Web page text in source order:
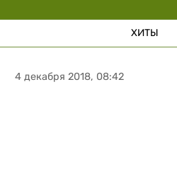
ХИТЫ
4 декабря 2018, 08:42